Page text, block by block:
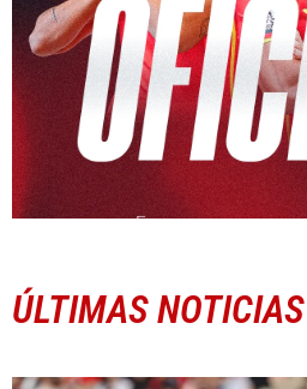
ÚLTIMAS NOTICIAS